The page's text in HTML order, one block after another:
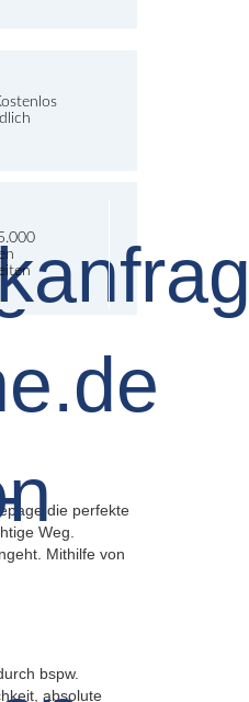
die perfekte
Weg.
Mithilfe von
bspw.
absolute